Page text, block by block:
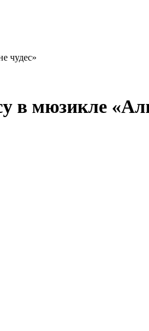
чудес»
в мюзикле